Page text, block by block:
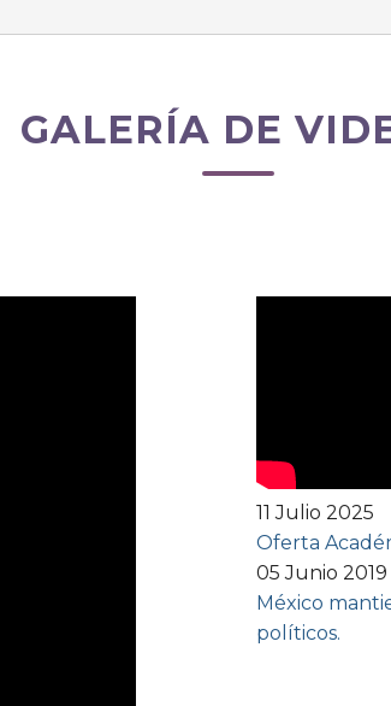
GALERÍA DE
11 Julio 2025
Oferta
05 Junio 2019
México
políticos.